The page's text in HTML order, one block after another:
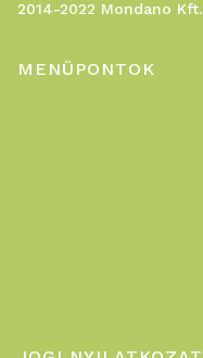
2014-2022 Mondano Kft.
MENÜPONTOK